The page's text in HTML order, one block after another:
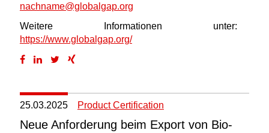
nachname@globalgap.org
Weitere Informationen unter:
https://www.globalgap.org/
25.03.2025 Product Certification
Neue Anforderung beim Export von Bio-